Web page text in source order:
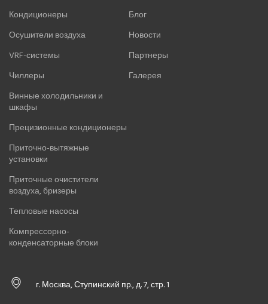
Кондиционеры
Осушители воздуха
VRF-системы
Чиллеры
Винные холодильники и
шкафы
Прецизионные кондиционеры
Приточно-вытяжные
установки
Приточные очистители
воздуха, бризеры
Тепловые насосы
Компрессорно-
конденсаторные блоки
Блог
Новости
Партнеры
Галерея
г. Москва, Ступинский пр., д. 7, стр. 1